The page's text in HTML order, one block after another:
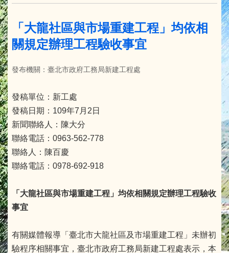
「大龍社區與市場重建工程」均依相
關規定辦理工程驗收事宜
發布機關：臺北市政府工務局新建工程處
發稿單位：新工處
發稿日期：109年7月2日
新聞聯絡人：陳大分
聯絡電話：0963-562-778
聯絡人：陳百慶
聯絡電話：0978-692-918
「 大龍社區與市場重建工程 」均依相關規定辦理工程驗收
事宜
有關媒體報導「臺北市大龍社區及市場重建工程」未辦初
驗程序相關事宜，臺北市政府工務局新建工程處表示，本